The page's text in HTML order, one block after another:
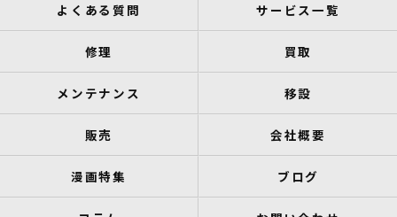
よくある質問 サービス一覧
修理 買取
メンテナンス 移設
販売 会社概要
漫画特集 ブログ